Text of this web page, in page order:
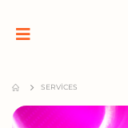
SERVICES